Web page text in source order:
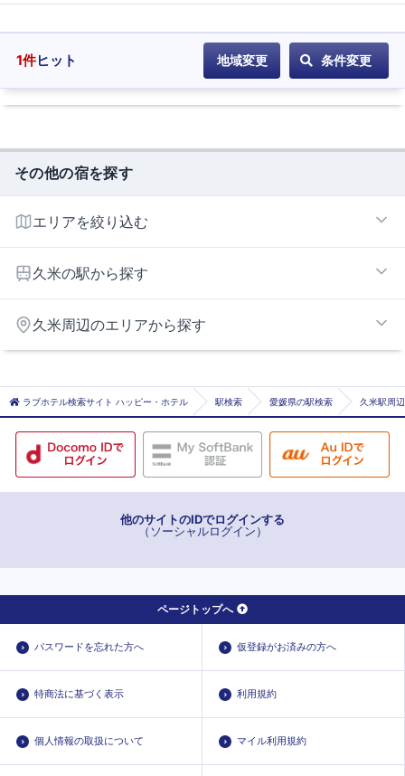
1件ヒット 地域変更 条件変更
その他の宿を探す
エリアを絞り込む
松山市郊外エリア
久米の駅から探す
伊予和気
警察署前
県庁前
高砂町
三津浜
西衣山
石手川公園
赤十字病院前
大街道
久米周辺のエリアから探す
ラブホテル検索サイト ハッピー・ホテル 駅検索 愛媛県の駅検索 久米駅周
他のサイトのIDでログインする
（ソーシャルログイン）
ページトップへ
パスワードを忘れた方へ 仮登録がお済みの方へ
特商法に基づく表示 利用規約
個人情報の取扱について マイル利用規約